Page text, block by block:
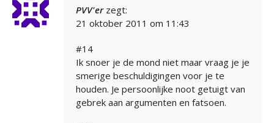
PVV'er zegt:
21 oktober 2011 om 11:43
#14
Ik snoer je de mond niet maar vraag je je
smerige beschuldigingen voor je te
houden. Je persoonlijke noot getuigt van
gebrek aan argumenten en fatsoen.